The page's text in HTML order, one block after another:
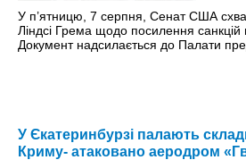
У п’ятницю, 7 серпня, Сенат США
Ліндсі Грема щодо посилення санкцій
Документ надсилається до Палати
У Єкатеринбурзі палають
Криму- атаковано аеродром